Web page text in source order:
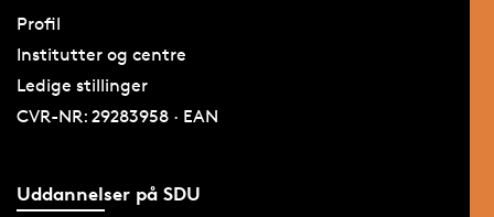
Profil
Institutter og centre
Ledige stillinger
CVR-NR: 29283958 · EAN
Uddannelser på SDU